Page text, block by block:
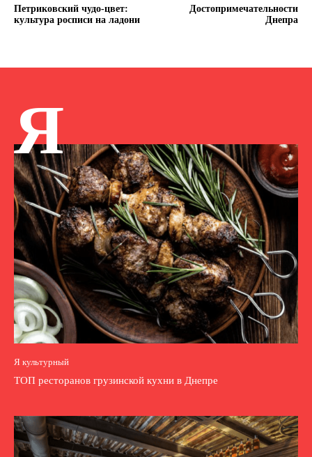
Петриковский чудо-цвет:
культура росписи на ладони
Достопримечательности
Днепра
Я
Я культурный
ТОП ресторанов грузинской кухни в Днепре